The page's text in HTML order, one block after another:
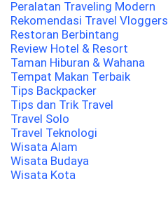
Peralatan Traveling Modern
Rekomendasi Travel Vloggers
Restoran Berbintang
Review Hotel & Resort
Taman Hiburan & Wahana
Tempat Makan Terbaik
Tips Backpacker
Tips dan Trik Travel
Travel Solo
Travel Teknologi
Wisata Alam
Wisata Budaya
Wisata Kota